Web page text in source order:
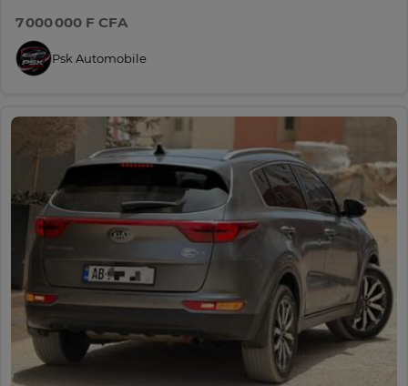
7 000 000 F CFA
Psk Automobile